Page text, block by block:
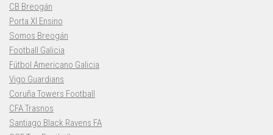
CB Breogán
Porta XI Ensino
Somos Breogán
Football Galicia
Fútbol Americano Galicia
Vigo Guardians
Coruña Towers Football
CFA Trasnos
Santiago Black Ravens FA